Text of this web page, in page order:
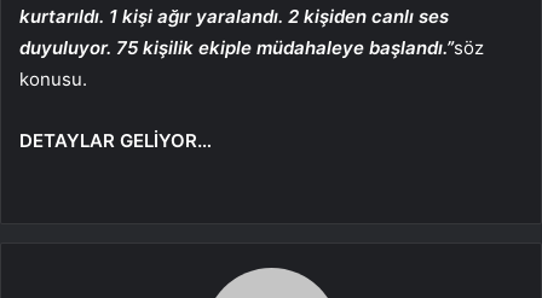
kurtarıldı. 1 kişi ağır yaralandı. 2 kişiden canlı ses
duyuluyor. 75 kişilik ekiple müdahaleye başlandı.”söz
konusu.
DETAYLAR GELİYOR…